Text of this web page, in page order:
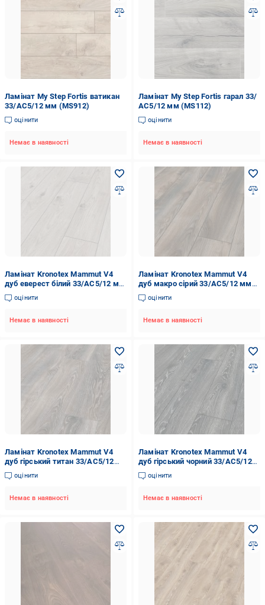
Ламінат My Step Fortis ватикан
33/АС5/12 мм (MS912)
оцінити
Немає в наявності
Ламінат My Step Fortis гарал 33/
АС5/12 мм (MS112)
оцінити
Немає в наявності
Ламінат Kronotex Mammut V4
дуб еверест білий 33/АС5/12 мм
(3179)
оцінити
Немає в наявності
Ламінат Kronotex Mammut V4
дуб макро сірий 33/АС5/12 мм
(4792)
оцінити
Немає в наявності
Ламінат Kronotex Mammut V4
дуб гірський титан 33/АС5/12
мм
оцінити
Немає в наявності
Ламінат Kronotex Mammut V4
дуб гірський чорний 33/АС5/12
мм
оцінити
Немає в наявності